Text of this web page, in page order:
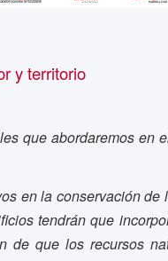
y territorio
que abordaremos en
en la conservación
tendrán que
de que los recursos